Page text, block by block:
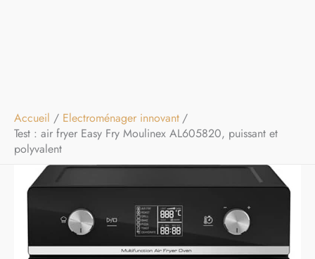
Accueil
Electroménager innovant
Test : air fryer Easy Fry Moulinex AL605820, puissant et
polyvalent